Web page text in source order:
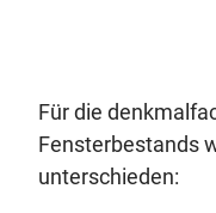
Für die
Fensterbestands
unterschieden: